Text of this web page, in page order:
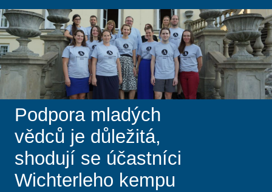
Podpora mladých
vědců je důležitá,
shodují se účastníci
Wichterleho kempu